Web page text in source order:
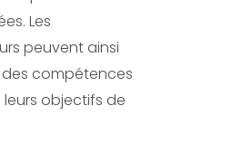
Les
peuvent ainsi
compétences
objectifs de